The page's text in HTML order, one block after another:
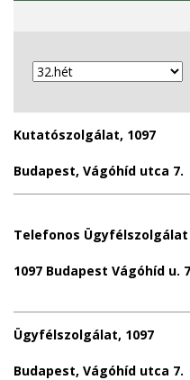
Kutatószolgálat, 1097
Budapest, Vágóhíd utca 7.
Telefonos Ügyfélszolgálat
1097 Budapest Vágóhíd u.
Ügyfélszolgálat, 1097
Budapest, Vágóhíd utca 7.